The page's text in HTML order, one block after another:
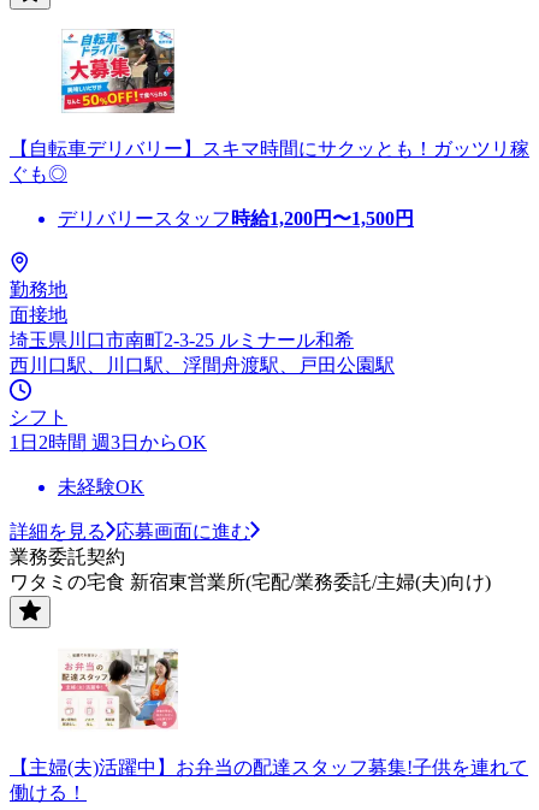
【自転車デリバリー】スキマ時間にサクッとも！ガッツリ稼
ぐも◎
デリバリースタッフ 時給1,200円〜1,500円
勤務地
面接地
埼玉県川口市南町2-3-25 ルミナール和希
西川口駅、川口駅、浮間舟渡駅、戸田公園駅
シフト
1日2時間 週3日からOK
未経験OK
詳細を見る
応募画面に進む
業務委託契約
ワタミの宅食 新宿東営業所(宅配/業務委託/主婦(夫)向け)
【主婦(夫)活躍中】お弁当の配達スタッフ募集!子供を連れて
働ける！